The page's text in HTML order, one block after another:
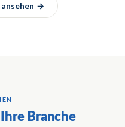
Ihre Branche